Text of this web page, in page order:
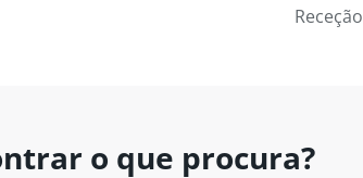
Receção
o que procura?